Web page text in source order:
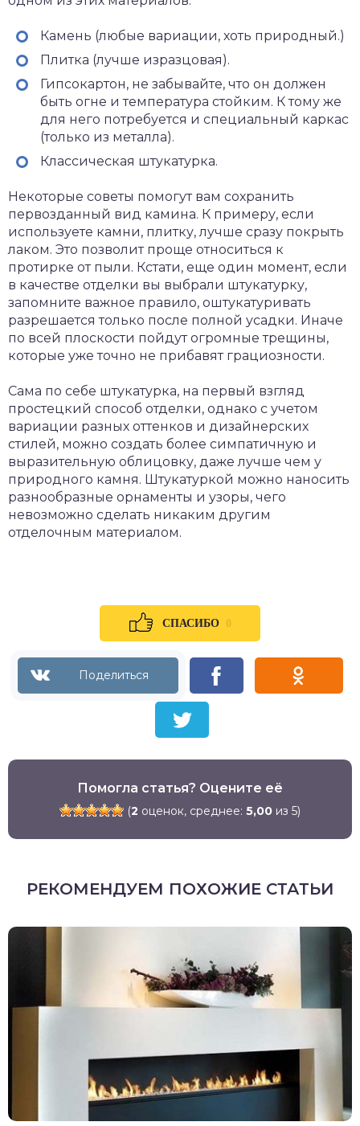
Камень (любые вариации, хоть природный.)
Плитка (лучше изразцовая).
Гипсокартон, не забывайте, что он должен
быть огне и температура стойким. К тому же
для него потребуется и специальный каркас
(только из металла).
Классическая штукатурка.
Некоторые советы помогут вам сохранить
первозданный вид камина. К примеру, если
используете камни, плитку, лучше сразу покрыть
лаком. Это позволит проще относиться к
протирке от пыли. Кстати, еще один момент, если
в качестве отделки вы выбрали штукатурку,
запомните важное правило, оштукатуривать
разрешается только после полной усадки. Иначе
по всей плоскости пойдут огромные трещины,
которые уже точно не прибавят грациозности.
Сама по себе штукатурка, на первый взгляд
простецкий способ отделки, однако с учетом
вариации разных оттенков и дизайнерских
стилей, можно создать более симпатичную и
выразительную облицовку, даже лучше чем у
природного камня. Штукатуркой можно наносить
разнообразные орнаменты и узоры, чего
невозможно сделать никаким другим
отделочным материалом.
СПАСИБО 0
Помогла статья? Оцените её
(2 оценок, среднее: 5,00 из 5)
РЕКОМЕНДУЕМ ПОХОЖИЕ СТАТЬИ